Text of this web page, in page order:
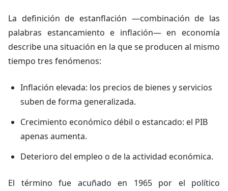
La definición de estanflación —combinación de las
palabras estancamiento e inflación— en economía
describe una situación en la que se producen al mismo
tiempo tres fenómenos:
Inflación elevada: los precios de bienes y servicios
suben de forma generalizada.
Crecimiento económico débil o estancado: el PIB
apenas aumenta.
Deterioro del empleo o de la actividad económica.
El término fue acuñado en 1965 por el político